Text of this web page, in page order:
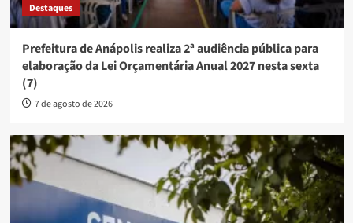
Destaques
Prefeitura de Anápolis realiza 2ª audiência pública para
elaboração da Lei Orçamentária Anual 2027 nesta sexta
(7)
7 de agosto de 2026